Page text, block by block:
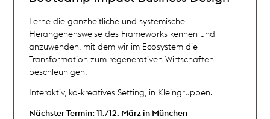
Lerne die ganzheitliche und systemische
Herangehensweise des Frameworks kennen und
anzuwenden, mit dem wir im Ecosystem die
Transformation zum regenerativen Wirtschaften
beschleunigen.
Interaktiv, ko-kreatives Setting, in Kleingruppen.
Nächster Termin: 11./12. März in München